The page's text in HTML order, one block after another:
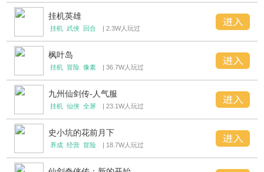
挂机英雄
挂机 武侠 回合 | 2.3W人玩过
枫叶岛
挂机 冒险 像素 | 36.7W人玩过
九州仙剑传-人气服
挂机 仙侠 全屏 | 23.1W人玩过
史小坑的花前月下
养成 经营 冒险 | 18.7W人玩过